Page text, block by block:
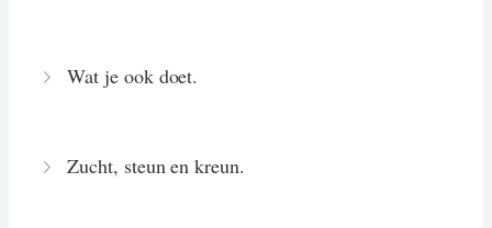
Wat je ook doet.
Zucht, steun en kreun.